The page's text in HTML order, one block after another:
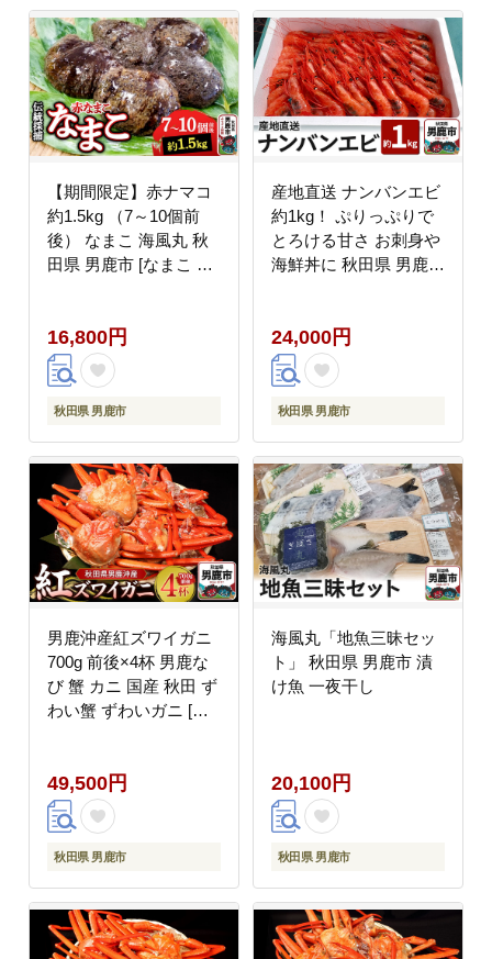
【期間限定】赤ナマコ
約1.5kg （7～10個前
後） なまこ 海風丸 秋
田県 男鹿市 [なまこ ナ
16,800円
秋田県 男鹿市
産地直送 ナンバンエビ
約1kg！ ぷりっぷりで
とろける甘さ お刺身や
海鮮丼に 秋田県 男鹿市
24,000円
秋田県 男鹿市
男鹿沖産紅ズワイガニ
700g 前後×4杯 男鹿な
び 蟹 カニ 国産 秋田 ず
わい蟹 ずわいガニ [新
49,500円
秋田県 男鹿市
海風丸「地魚三昧セッ
ト」 秋田県 男鹿市 漬
け魚 一夜干し
20,100円
秋田県 男鹿市